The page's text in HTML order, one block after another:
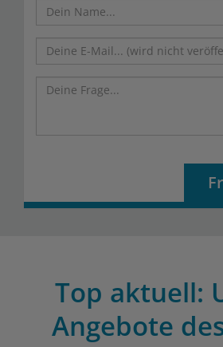
Top aktuell:
Angebote